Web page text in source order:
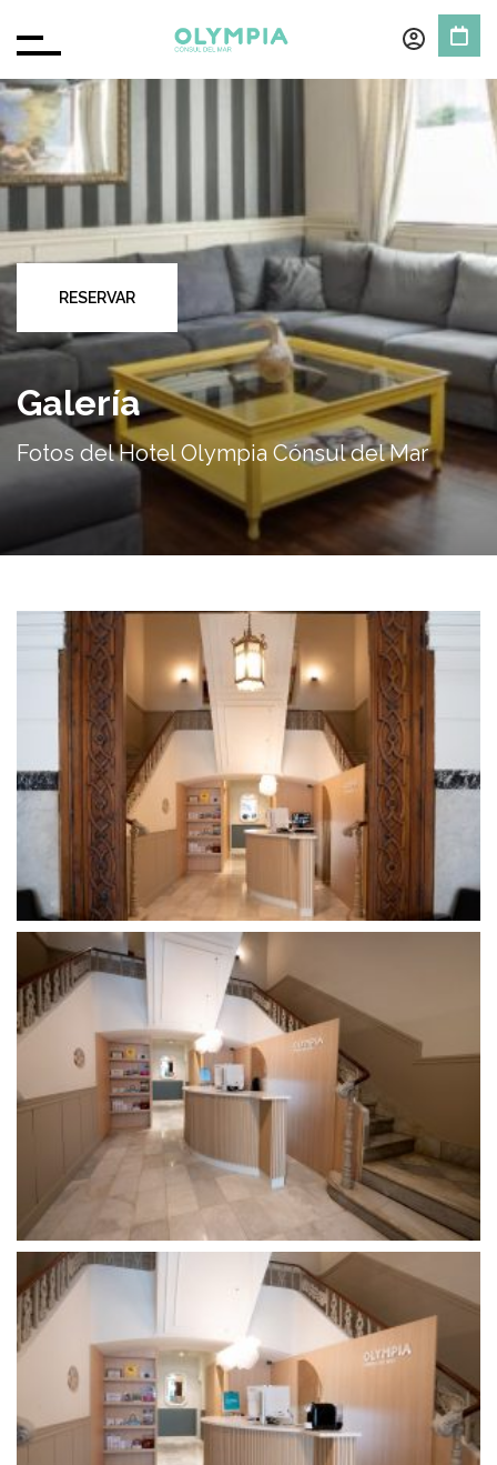
RESERVAR
Galería
Fotos del Hotel Olympia Cónsul del Mar